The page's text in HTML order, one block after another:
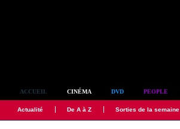
ACCUEIL CINÉMA DVD PEOPLE
Actualité De A à Z Sorties de la semaine